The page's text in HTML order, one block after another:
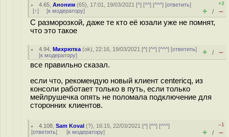
4.65 ,Аноним (65), 17:01, 19/03/2021 [^] [^^] [^^^] [ответить]
[↑] [к модератору]
+3
+ / –
С разморозкой, даже те кто её юзали уже не помнят,
что это такое
4.94 ,Михрютка (ok), 22:16, 19/03/2021 [^] [^^] [^^^] [ответить]
[к модератору] + / –
все правильно сказал.
если что, рекомендую новый клиент centericq, из
консоли работает только в путь, если только
мейлрушечка опять не поломала подключение для
сторонних клиентов.
4.108 ,Sam Koval (?), 16:15, 22/03/2021 [^] [^^] [^^^]
[ответить] [к модератору]
–1
+ / –